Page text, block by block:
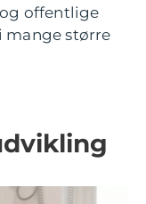
offentlige
mange større